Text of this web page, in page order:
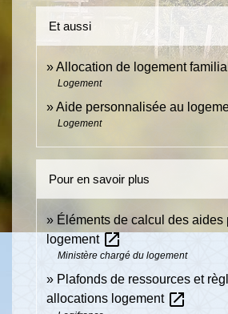
Et aussi
Allocation de logement
Logement
Aide personnalisée au
Logement
Pour en savoir plus
Éléments de calcul des aides
logement open_in_new
Ministère chargé du logement
Plafonds de ressources et
allocations logement open_in_new